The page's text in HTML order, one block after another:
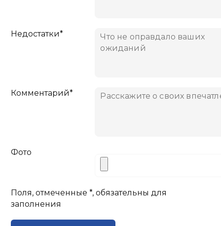
Недостатки*
Комментарий*
Фото
Поля, отмеченные *, обязательны для
заполнения